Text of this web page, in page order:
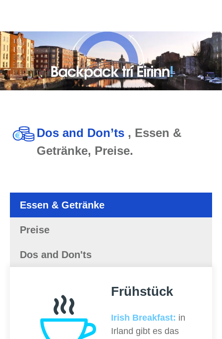
Dos and Don’ts , Essen &
Getränke, Preise.
Essen & Getränke
Preise
Dos and Don'ts
Frühstück
Irish Breakfast: in
Irland gibt es das